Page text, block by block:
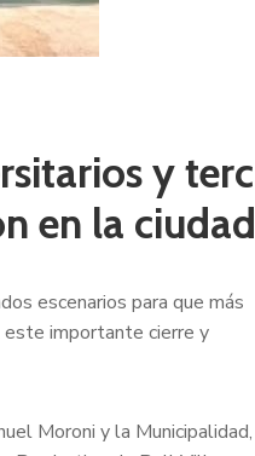
y terc
en la ciudad
escenarios para que más
importante cierre y
Moroni y la Municipalidad,